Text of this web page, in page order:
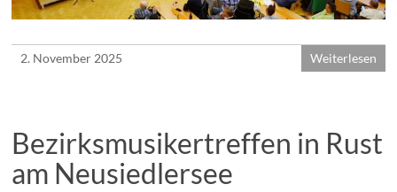
2. November 2025 Weiterlesen
Bezirksmusikertreffen in Rust
am Neusiedlersee